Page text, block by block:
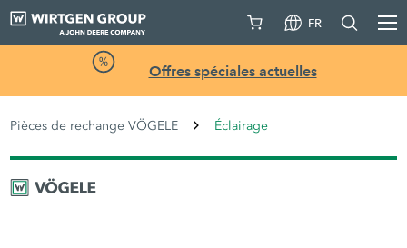
FR
Offres spéciales actuelles
Pièces de rechange VÖGELE Éclairage